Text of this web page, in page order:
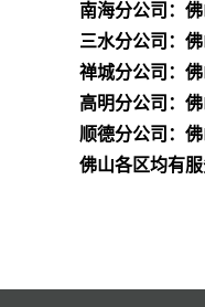
南海分公司：
三水分公司：
禅城分公司：
高明分公司：
顺德分公司：
佛山各区均有